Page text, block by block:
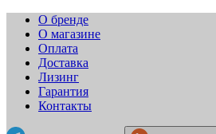
О бренде
О магазине
Оплата
Доставка
Лизинг
Гарантия
Контакты